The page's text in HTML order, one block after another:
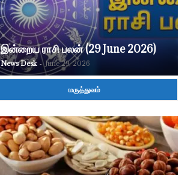
இன்றைய ராசி பலன் (29 June 2026)
News Desk - June 29, 2026
மருத்துவம்